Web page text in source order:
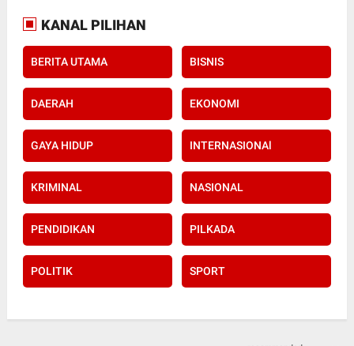
KANAL PILIHAN
BERITA UTAMA BISNIS
DAERAH EKONOMI
GAYA HIDUP INTERNASIONAl
KRIMINAL NASIONAL
PENDIDIKAN PILKADA
POLITIK SPORT